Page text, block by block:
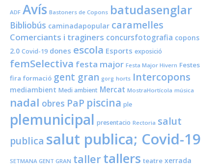
ADF Avís Bastoners de Copons batudasenglar
Bibliobús caminadapopular caramelles
Comerciants i traginers concursfotografia copons
2.0 Covid-19 dones escola Esports exposició
femSelectiva festa major Festa Major Hivern Festes
fira formació gent gran gorg horts Intercopons
mediambient Medi ambient Mercat MostraHortícola música
nadal obres PaP piscina ple
plemunicipal presentacio Rectoria salut
publica salut publica; Covid-19
SETMANA GENT GRAN taller tallers teatre xerrada